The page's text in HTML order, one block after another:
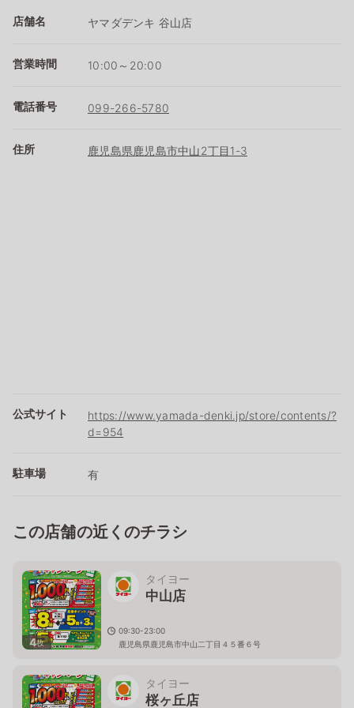
店舗名 ヤマダデンキ 谷山店
営業時間 10:00～20:00
電話番号 099-266-5780
住所 鹿児島県鹿児島市中山2丁目1-3
公式サイト
https://www.yamada-denki.jp/store/contents/?
d=954
駐車場 有
この店舗の近くのチラシ
4枚
タイヨー
中山店
09:30-23:00
鹿児島県鹿児島市中山二丁目４５番６号
タイヨー
桜ヶ丘店